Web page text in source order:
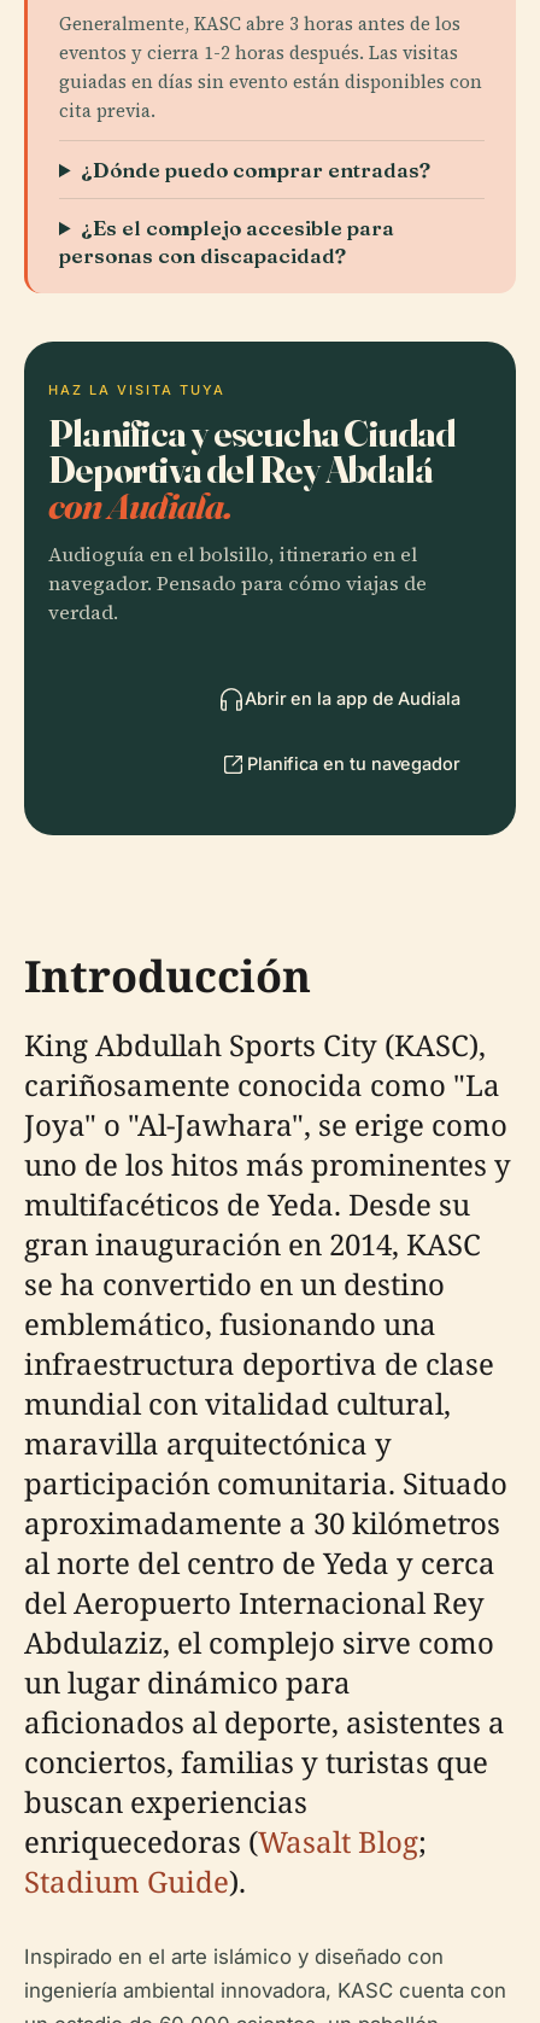
Generalmente, KASC abre 3 horas antes de los
eventos y cierra 1-2 horas después. Las visitas
guiadas en días sin evento están disponibles con
cita previa.
¿Dónde puedo comprar entradas?
¿Es el complejo accesible para
personas con discapacidad?
HAZ LA VISITA TUYA
Planifica y escucha Ciudad
Deportiva del Rey Abdalá
con Audiala.
Audioguía en el bolsillo, itinerario en el
navegador. Pensado para cómo viajas de
verdad.
Abrir en la app de Audiala
Planifica en tu navegador
Introducción
King Abdullah Sports City (KASC),
cariñosamente conocida como "La
Joya" o "Al-Jawhara", se erige como
uno de los hitos más prominentes y
multifacéticos de Yeda. Desde su
gran inauguración en 2014, KASC
se ha convertido en un destino
emblemático, fusionando una
infraestructura deportiva de clase
mundial con vitalidad cultural,
maravilla arquitectónica y
participación comunitaria. Situado
aproximadamente a 30 kilómetros
al norte del centro de Yeda y cerca
del Aeropuerto Internacional Rey
Abdulaziz, el complejo sirve como
un lugar dinámico para
aficionados al deporte, asistentes a
conciertos, familias y turistas que
buscan experiencias
enriquecedoras (Wasalt Blog;
Stadium Guide).
Inspirado en el arte islámico y diseñado con
ingeniería ambiental innovadora, KASC cuenta con